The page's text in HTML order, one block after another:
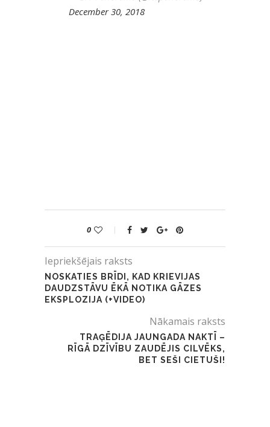
December 30, 2018
0
Iepriekšējais raksts
NOSKATIES BRĪDI, KAD KRIEVIJAS
DAUDZSTĀVU ĒKĀ NOTIKA GĀZES
EKSPLOZIJA (+VIDEO)
Nākamais raksts
TRAĢĒDIJA JAUNGADA NAKTĪ –
RĪGĀ DZĪVĪBU ZAUDĒJIS CILVĒKS,
BET SEŠI CIETUŠI!